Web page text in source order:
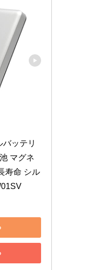
ッテリ
マグネ
寿命 シル